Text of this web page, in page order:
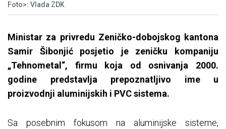
Foto>: Vlada ZDK
Ministar za privredu Zeničko-dobojskog kantona
Samir Šibonjić posjetio je zeničku kompaniju
„Tehnometal“, firmu koja od osnivanja 2000.
godine predstavlja prepoznatljivo ime u
proizvodnji aluminijskih i PVC sistema.
Sa posebnim fokusom na aluminijske sisteme,